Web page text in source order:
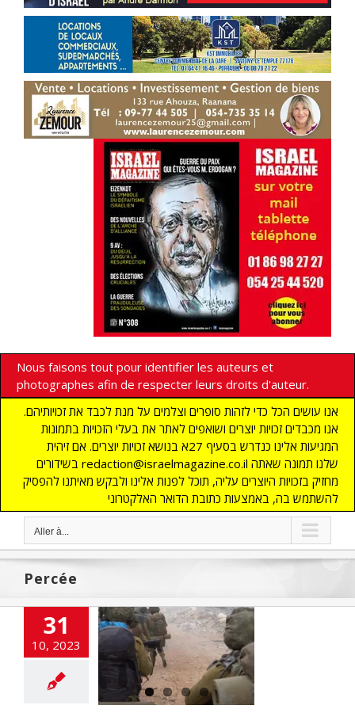
Nous faisons tout pour identifier les auteurs et
photographes afin de respecter leurs droits d'auteur.
אנו עושים הכל כדי לזהות סופרים וצלמים על מנת לכבד את זכויותיהם.
אנו מכבדים זכויות יוצרים ושואפים לאתר את בעלי הזכויות בתמונות
המגיעות אלינו כנדרש בסעיף 27א בנושא זכויות יוצרים. אם זיהית
בשידורים redaction@israelmagazine.co.il שלנו תמונה שאתה
מחזיק בזכויות היוצרים עליה, תוכל לפנות אלינו ולבקש מאיתנו להפסיק
להשתמש בה, באמצעות כתובת הדואר האלקטרוני
Aller à...
Percée
31
10, 2023
bastions du
au cœur de la
Gaza : des
de terroristes
dizaines de